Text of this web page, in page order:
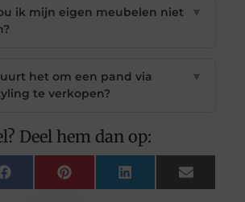
ik mijn eigen meubelen niet
▼
het om een pand via
te verkopen?
▼
Deel hem dan op:
FacebookPinterest LinkedIn Email